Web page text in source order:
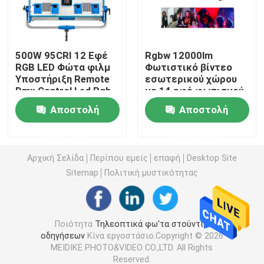
Τηλεοπτικό φως των RGB οδηγήσεων
Φωτογραφία φω'των στούντιο οδηγήσεων
Φω'τα στούντιο των RGB οδηγήσεων
Φω'τα φωτογραφίας φωτός της ημέρας
Μαλακό φως επιτροπής οδηγήσεων
Φως κινηματογραφικών στούντιο
500W 95CRI 12 Εφέ
RGB LED Φώτα φιλμ
Υποστήριξη Remote
Dmx Control Led Rgb
Stage Photography
LightingΑποστολή
Rgbw 12000lm
Φωτιστικό βίντεο
εσωτερικού χώρου
με 14 εφέ φωτισμού
Πίνακας οθόνης Led
που αλλάζει χρώμα
Αποστολή
Αρχική Σελίδα Περίπου εμείς επαφή
Desktop Site
Sitemap
Πολιτική μυστικότητας
Ποιότητα Τηλεοπτικά φω'τα στούντιο
οδηγήσεωνΚίνα εργοστάσιο.Copyright © 2026
MEIDIKE PHOTO&VIDEO CO.,LTD. All Rights
Reserved.